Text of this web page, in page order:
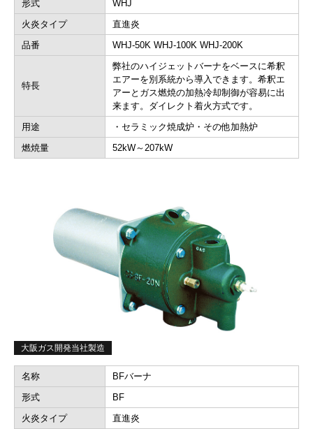
形式
WHJ
火炎タイプ
直進炎
品番
WHJ-50K WHJ-100K WHJ-200K
特長
弊社のハイジェットバーナをベースに希釈
エアーを別系統から導入できます。希釈エ
アーとガス燃焼の加熱冷却制御が容易に出
来ます。ダイレクト着火方式です。
用途
・セラミック焼成炉・その他加熱炉
燃焼量
52kW～207kW
大阪ガス開発当社製造
名称
BFバーナ
形式
BF
火炎タイプ
直進炎